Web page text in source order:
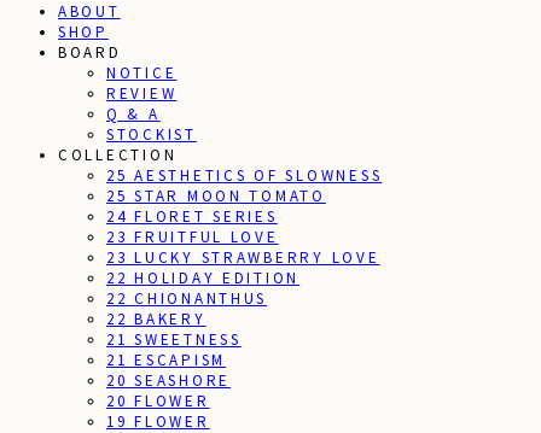
ABOUT
SHOP
BOARD
NOTICE
REVIEW
Q & A
STOCKIST
COLLECTION
25 AESTHETICS OF SLOWNESS
25 STAR MOON TOMATO
24 FLORET SERIES
23 FRUITFUL LOVE
23 LUCKY STRAWBERRY LOVE
22 HOLIDAY EDITION
22 CHIONANTHUS
22 BAKERY
21 SWEETNESS
21 ESCAPISM
20 SEASHORE
20 FLOWER
19 FLOWER